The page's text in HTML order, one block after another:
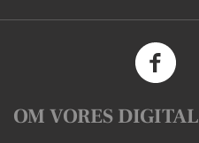
OM VORES DIGITAL